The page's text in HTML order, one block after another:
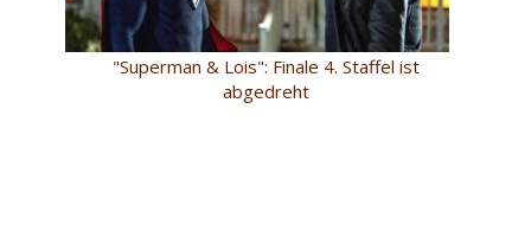
"Superman & Lois": Finale 4. Staffel ist
abgedreht